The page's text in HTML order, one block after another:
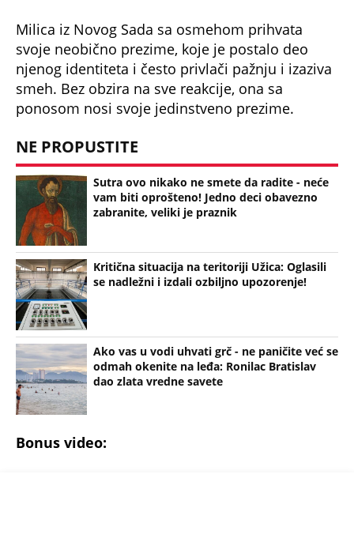
Milica iz Novog Sada sa osmehom prihvata
svoje neobično prezime, koje je postalo deo
njenog identiteta i često privlači pažnju i izaziva
smeh. Bez obzira na sve reakcije, ona sa
ponosom nosi svoje jedinstveno prezime.
NE PROPUSTITE
Sutra ovo nikako ne smete da radite - neće
vam biti oprošteno! Jedno deci obavezno
zabranite, veliki je praznik
Kritična situacija na teritoriji Užica: Oglasili
se nadležni i izdali ozbiljno upozorenje!
Ako vas u vodi uhvati grč - ne paničite već se
odmah okenite na leđa: Ronilac Bratislav
dao zlata vredne savete
Bonus video: